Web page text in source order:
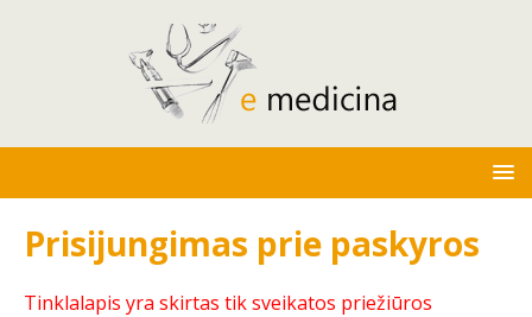
Prisijungimas prie paskyros
Tinklalapis yra skirtas tik sveikatos priežiūros